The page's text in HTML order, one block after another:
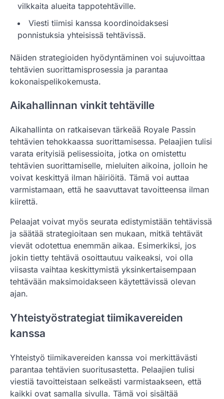
vilkkaita alueita tappotehtäville.
Viesti tiimisi kanssa koordinoidaksesi
ponnistuksia yhteisissä tehtävissä.
Näiden strategioiden hyödyntäminen voi sujuvoittaa
tehtävien suorittamisprosessia ja parantaa
kokonaispelikokemusta.
Aikahallinnan vinkit tehtäville
Aikahallinta on ratkaisevan tärkeää Royale Passin
tehtävien tehokkaassa suorittamisessa. Pelaajien tulisi
varata erityisiä pelisessioita, jotka on omistettu
tehtävien suorittamiselle, mieluiten aikoina, jolloin he
voivat keskittyä ilman häiriöitä. Tämä voi auttaa
varmistamaan, että he saavuttavat tavoitteensa ilman
kiirettä.
Pelaajat voivat myös seurata edistymistään tehtävissä
ja säätää strategioitaan sen mukaan, mitkä tehtävät
vievät odotettua enemmän aikaa. Esimerkiksi, jos
jokin tietty tehtävä osoittautuu vaikeaksi, voi olla
viisasta vaihtaa keskittymistä yksinkertaisempaan
tehtävään maksimoidakseen käytettävissä olevan
ajan.
Yhteistyöstrategiat tiimikavereiden
kanssa
Yhteistyö tiimikavereiden kanssa voi merkittävästi
parantaa tehtävien suoritusastetta. Pelaajien tulisi
viestiä tavoitteistaan selkeästi varmistaakseen, että
kaikki ovat samalla sivulla. Tämä voi sisältää